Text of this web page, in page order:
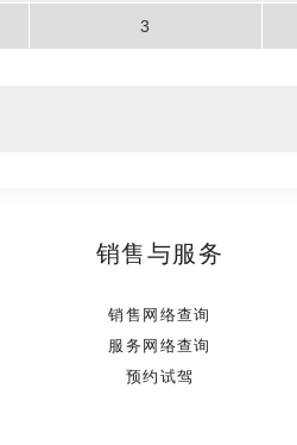
3
销售与服务
销售网络查询
服务网络查询
预约试驾